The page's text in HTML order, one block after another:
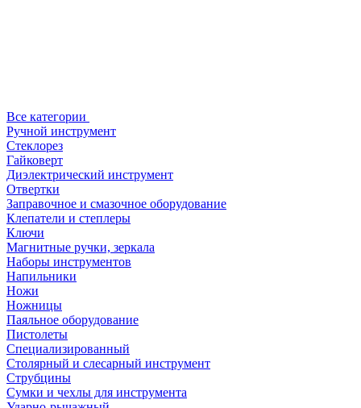
Все категории
Ручной инструмент
Стеклорез
Гайковерт
Диэлектрический инструмент
Отвертки
Заправочное и смазочное оборудование
Клепатели и степлеры
Ключи
Магнитные ручки, зеркала
Наборы инструментов
Напильники
Ножи
Ножницы
Паяльное оборудование
Пистолеты
Специализированный
Столярный и слесарный инструмент
Струбцины
Сумки и чехлы для инструмента